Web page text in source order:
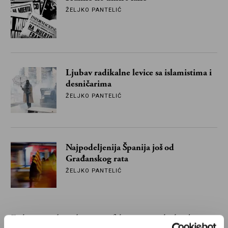
ŽELJKO PANTELIĆ
Ljubav radikalne levice sa islamistima i
desničarima
ŽELJKO PANTELIĆ
Najpodeljenija Španija još od
Građanskog rata
ŽELJKO PANTELIĆ
Feiho se uzda u domino-efekat regionalnih izbora